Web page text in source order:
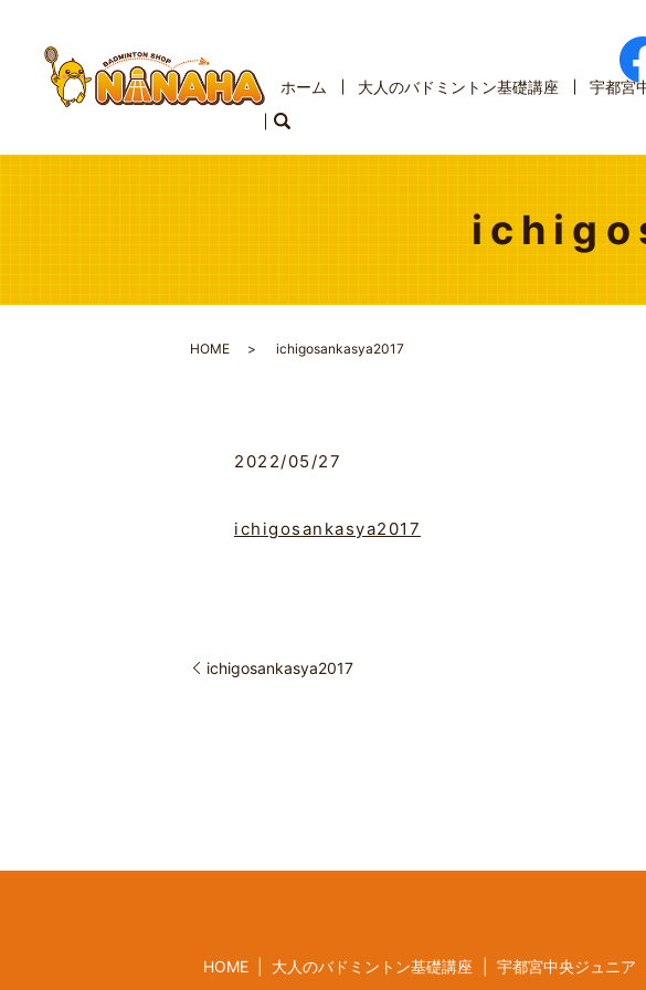
ホーム 大人のバドミントン基礎講座 宇都宮
HOME ichigosankasya2017
2022/05/27
ichigosankasya2017
ichigosankasya2017
HOME 大人のバドミントン基礎講座 宇都宮中央ジュニア